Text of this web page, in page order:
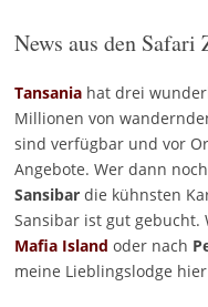
News aus den Safari
Tansaniahat drei
Millionen von
sind verfügbar und vor
Angebote. Wer dann
Sansibardie kühnsten
Sansibar ist gut gebucht.
Mafia Island oder nach
meine Lieblingslodge